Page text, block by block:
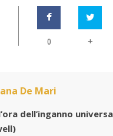
0 +
De Mari
dell’inganno